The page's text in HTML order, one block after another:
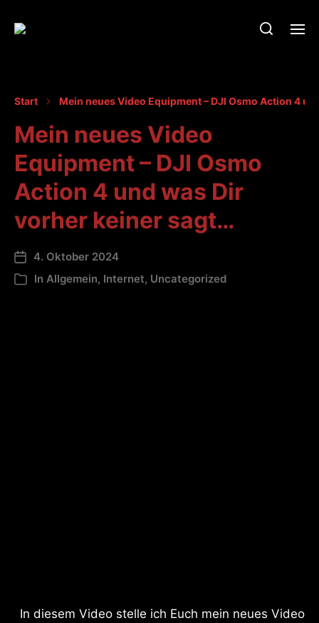
Start Mein neues Video Equipment – DJI Osmo Action 4
Mein neues Video
Equipment – DJI Osmo
Action 4 und was Dir
vorher keiner sagt…
4. Oktober 2024
In Allgemein, Internet, Uncategorized
In diesem Video stelle ich Euch mein neues Video